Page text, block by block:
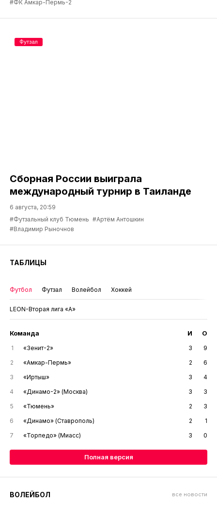
#ФК Амкар-Пермь-2
Сборная России выиграла
международный турнир в Таиланде
6 августа, 20:59
#Футзальный клуб Тюмень #Артём Антошкин
#Владимир Рыночнов
Футзал
ТАБЛИЦЫ
Футбол Футзал Волейбол Хоккей
LEON-Вторая лига «А»
Команда И О
1 «Зенит-2» 3
9
2
«Амкар-Пермь» 2
6
3
«Иртыш» 3
4
4
«Динамо-2» (Москва) 3
3
5
«Тюмень» 2
3
6
«Динамо» (Ставрополь) 2
1
7
«Торпедо» (Миасс) 3 0
Полная версия
ВОЛЕЙБОЛ все новости